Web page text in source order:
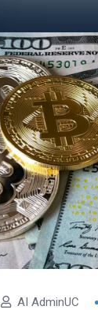
AI AdminUC